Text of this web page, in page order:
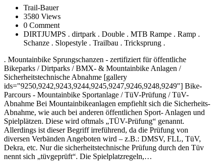
Trail-Bauer
3580 Views
0 Comment
DIRTJUMPS . dirtpark . Double . MTB Rampe . Ramp .
Schanze . Slopestyle . Trailbau . Tricksprung .
. Mountainbike Sprungschanzen - zertifiziert für öffentliche
Bikeparks / Dirtparks / BMX- & Mountainbike Anlagen /
Sicherheitstechnische Abnahme [gallery
ids="9250,9242,9243,9244,9245,9247,9246,9248,9249"] Bike-
Parcours - Mountainbike Sportanlage / TüV-Prüfung / TüV-
Abnahme Bei Mountainbikeanlagen empfiehlt sich die Sicherheits-
Abnahme, wie auch bei anderen öffentlichen Sport- Anlagen und
Spielplätzen. Diese wird oftmals „TÜV-Prüfung“ genannt.
Allerdings ist dieser Begriff irreführend, da die Prüfung von
diversen Verbänden Angeboten wird – z.B.: DMSV, FLL, TüV,
Dekra, etc. Nur die sicherheitstechnische Prüfung durch den Tüv
nennt sich „tüvgeprüft“. Die Spielplatzregeln,…